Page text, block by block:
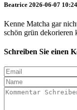
Beatrice 2026-06-07
Kenne Matcha gar
schön grün dekorieren
Schreiben Sie einen